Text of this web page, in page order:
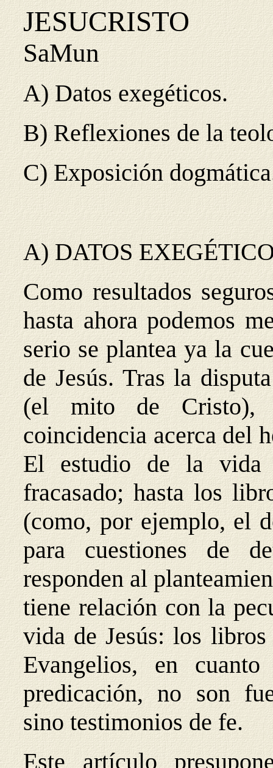
JESUCRISTO
SaMun
A) Datos exegéticos.
B) Reflexiones de la
C) Exposición
A) DATOS
Como resultados
hasta ahora podemos
serio se plantea ya la
de Jesús. Tras la
(el mito de Cristo),
coincidencia acerca del
El estudio de la
fracasado; hasta los
(como, por ejemplo, el
para cuestiones de
responden al
tiene relación con la
vida de Jesús: los
Evangelios, en
predicación, no son
sino testimonios de fe.
Este artículo